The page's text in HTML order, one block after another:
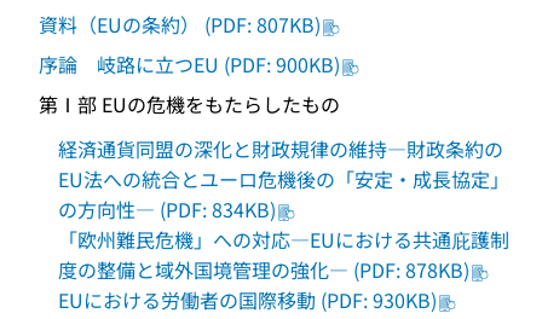
資料（EUの条約） (PDF: 807KB)
序論 岐路に立つEU (PDF: 900KB)
第Ⅰ部 EUの危機をもたらしたもの
経済通貨同盟の深化と財政規律の維持―財政条約の
EU法への統合とユーロ危機後の「安定・成長協定」
の方向性― (PDF: 834KB)
「欧州難民危機」への対応―EUにおける共通庇護制
度の整備と域外国境管理の強化― (PDF: 878KB)
EUにおける労働者の国際移動 (PDF: 930KB)